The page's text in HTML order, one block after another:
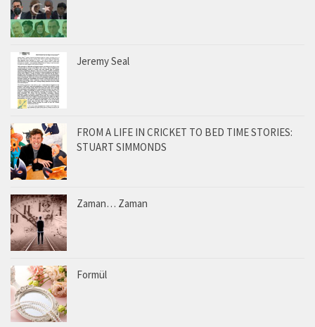
Jeremy Seal
FROM A LIFE IN CRICKET TO BED TIME STORIES:
STUART SIMMONDS
Zaman… Zaman
Formül